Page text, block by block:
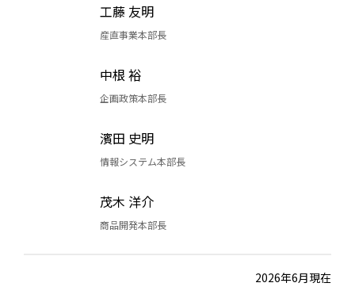
工藤 友明
産直事業本部長
中根 裕
企画政策本部長
濱田 史明
情報システム本部長
茂木 洋介
商品開発本部長
2026年6月現在